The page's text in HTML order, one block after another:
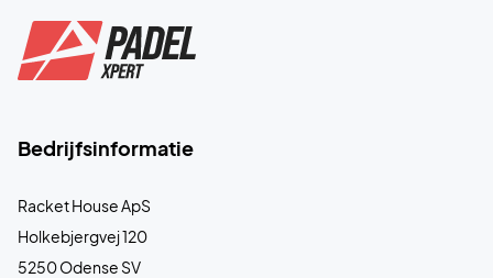
Bedrijfsinformatie
Racket House ApS
Holkebjergvej 120
5250 Odense SV